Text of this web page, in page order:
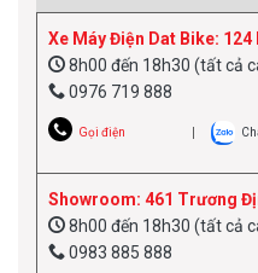
Xe Máy Điện Dat Bike:
8h00 đến 18h30 (tất cả
0976 719 888
Gọi điện
Showroom: 461 Trương
8h00 đến 18h30 (tất cả
0983 885 888